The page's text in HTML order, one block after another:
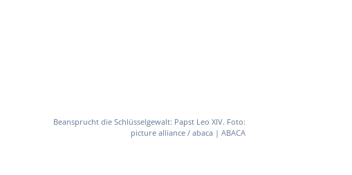
Beansprucht die Schlüsselgewalt: Papst Leo XIV. Foto:
picture alliance / abaca | ABACA